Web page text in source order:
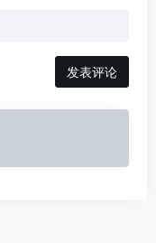
发表评论